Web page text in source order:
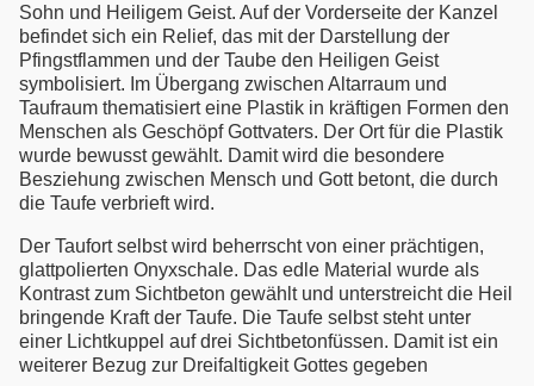
Sohn und Heiligem Geist. Auf der Vorderseite der Kanzel
befindet sich ein Relief, das mit der Darstellung der
Pfingstflammen und der Taube den Heiligen Geist
symbolisiert. Im Übergang zwischen Altarraum und
Taufraum thematisiert eine Plastik in kräftigen Formen den
Menschen als Geschöpf Gottvaters. Der Ort für die Plastik
wurde bewusst gewählt. Damit wird die besondere
Besziehung zwischen Mensch und Gott betont, die durch
die Taufe verbrieft wird.
Der Taufort selbst wird beherrscht von einer prächtigen,
glattpolierten Onyxschale. Das edle Material wurde als
Kontrast zum Sichtbeton gewählt und unterstreicht die Heil
bringende Kraft der Taufe. Die Taufe selbst steht unter
einer Lichtkuppel auf drei Sichtbetonfüssen. Damit ist ein
weiterer Bezug zur Dreifaltigkeit Gottes gegeben